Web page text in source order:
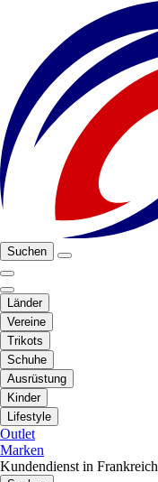
Suchen
Länder
Vereine
Trikots
Schuhe
Ausrüstung
Kinder
Lifestyle
Outlet
Marken
Kundendienst in Frankreich